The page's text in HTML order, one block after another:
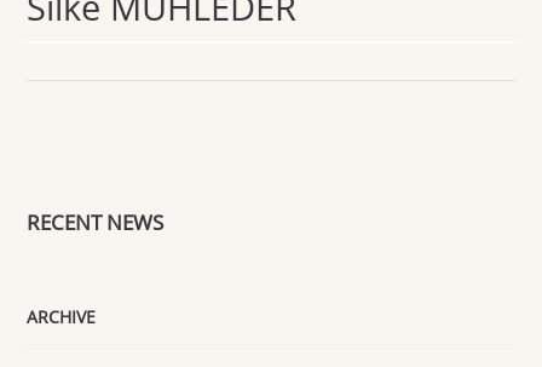
RECENT NEWS
ARCHIVE